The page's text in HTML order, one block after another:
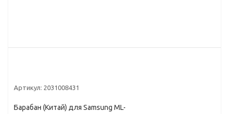
Артикул: 2031008431
Барабан (Китай) для Samsung ML-